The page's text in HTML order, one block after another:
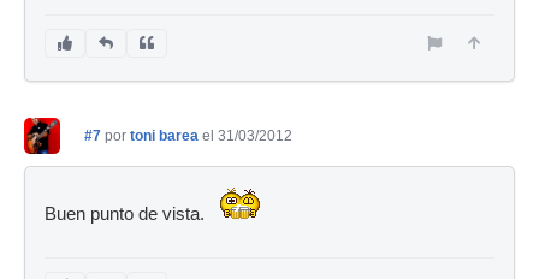
#7 por toni barea el 31/03/2012
Buen punto de vista.